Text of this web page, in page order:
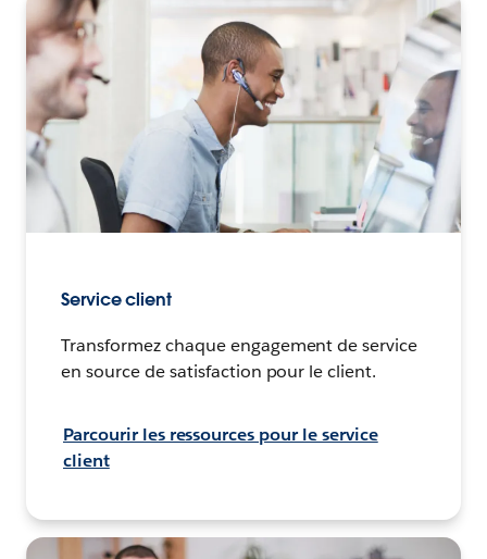
Service client
Transformez chaque engagement de service
en source de satisfaction pour le client.
Parcourir les ressources pour le service
client